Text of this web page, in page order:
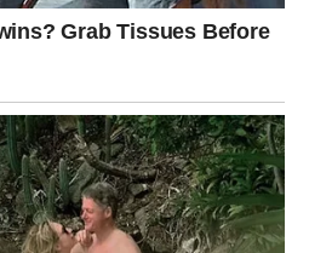
iza vas